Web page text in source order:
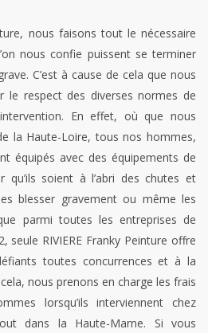
nous faisons tout le nécessaire
nous confie puissent se terminer
C’est à cause de cela que nous
le respect des diverses normes de
En effet, où que nous
la Haute-Loire, tous nos hommes,
équipés avec des équipements de
qu’ils soient à l’abri des chutes et
blesser gravement ou même les
parmi toutes les entreprises de
seule RIVIERE Franky Peinture offre
toutes concurrences et à la
nous prenons en charge les frais
lorsqu’ils interviennent chez
dans la Haute-Marne. Si vous